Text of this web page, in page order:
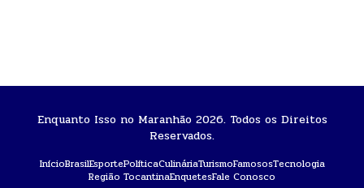
Enquanto Isso no Maranhão 2026. Todos os Direitos
Reservados.
InícioBrasilEsportePolíticaCulináriaTurismoFamososTecnologia
Região TocantinaEnquetesFale Conosco